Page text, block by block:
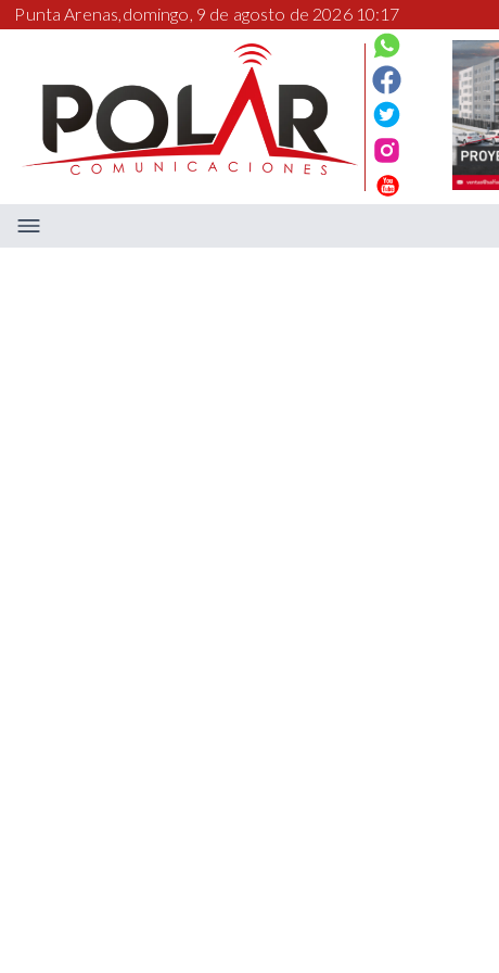
Punta Arenas,domingo, 9 de agosto de 2026 10:17